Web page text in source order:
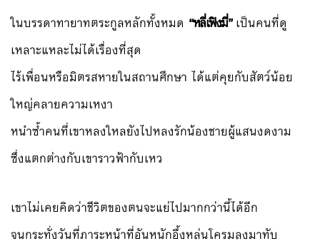
ในบรรดาทายาทตระกูลหลักทั้งหมด “หลี่เฟิงมี่”เป็นคนที่ดู
เหลาะแหละไม่ได้เรื่องที่สุด
ไร้เพื่อนหรือมิตรสหายในสถานศึกษา ได้แต่คุยกับสัตว์น้อย
ใหญ่คลายความเหงา
หนำซ้ำคนที่เขาหลงใหลยังไปหลงรักน้องชายผู้แสนงดงาม
ซึ่งแตกต่างกับเขาราวฟ้ากับเหว
เขาไม่เคยคิดว่าชีวิตของตนจะแย่ไปมากกว่านี้ได้อีก
จนกระทั่งวันที่ภาระหน้าที่อันหนักอึ้งหล่นโครมลงมาทับ